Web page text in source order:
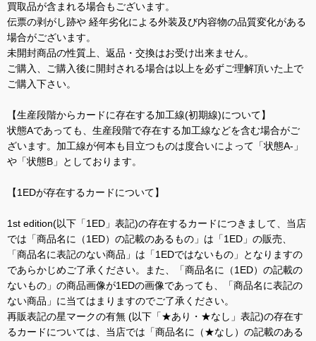
買取品が含まれる場合もございます。
伝票の剥がし跡や 経年劣化による外装及び内容物の品質変化がある
場合がございます。
未開封商品の性質上、返品・交換はお受け出来ません。
ご購入、ご購入後に開封される場合は以上を必ずご理解頂いた上で
ご購入下さい。
【生産段階からカードに存在する加工線(初期線)について】
状態Aであっても、生産段階で存在する加工線などを含む場合がご
ざいます。加工線が何本も目立つものは度合いによって「状態A-」
や「状態B」としております。
【1EDが存在するカードについて】
1st edition(以下「1ED」表記)の存在するカードにつきまして、当店
では「商品名に（1ED）の記載のあるもの」は「1ED」の販売、
「商品名に表記のない商品」は「1EDではないもの」となりますの
であらかじめご了承ください。また、「商品名に（1ED）の記載の
ないもの」の商品画像が1EDの画像であっても、「商品名に表記の
ない商品」に当てはまりますのでご了承ください。
再販表記の星マークの有無 (以下「★あり・★なし」表記)の存在す
るカードについては、当店では「商品名に（★なし）の記載のある